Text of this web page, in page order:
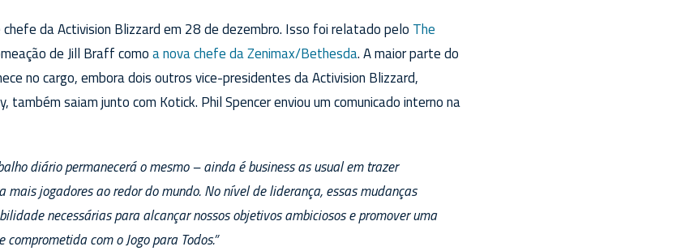
da Activision Blizzard em 28 de dezembro. Isso foi relatado pelo The
de Jill Braff comoa nova chefe da Zenimax/Bethesda. A maior parte do
no cargo, embora dois outros vice-presidentes da Activision Blizzard,
também saiam junto com Kotick. Phil Spencer enviou um comunicado interno na
diário permanecerá o mesmo – ainda é business as usual em trazer
mais jogadores ao redor do mundo. No nível de liderança, essas mudanças
necessárias para alcançar nossos objetivos ambiciosos e promover uma
com o Jogo para Todos.”